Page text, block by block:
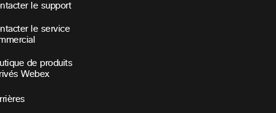
le support
le service
de produits
Webex